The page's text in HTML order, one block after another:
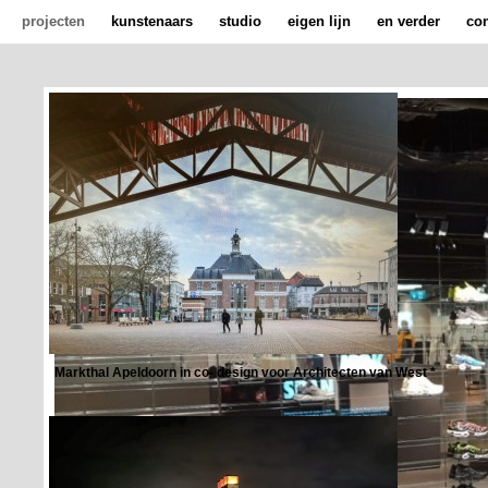
projecten kunstenaars studio eigen lijn en verder
Markthal Apeldoorn in co- design voor Architecten van West *